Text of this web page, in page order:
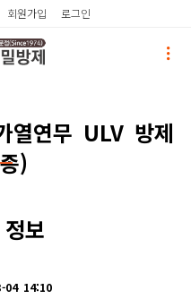
회원가입 로그인
열연무 ULV 방제
)
보
04 14:10